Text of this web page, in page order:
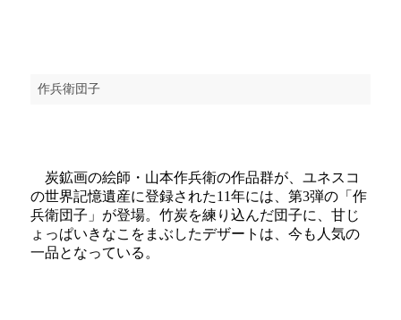
作兵衛団子
炭鉱画の絵師・山本作兵衛の作品群が、ユネスコ
の世界記憶遺産に登録された11年には、第3弾の「作
兵衛団子」が登場。竹炭を練り込んだ団子に、甘じ
ょっぱいきなこをまぶしたデザートは、今も人気の
一品となっている。